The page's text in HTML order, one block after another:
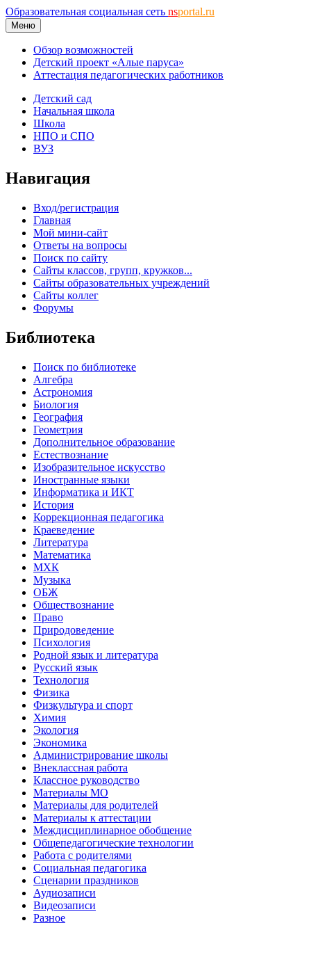
Образовательная социальная сеть nsportal.ru
Меню
Обзор возможностей
Детский проект «Алые паруса»
Аттестация педагогических работников
Детский сад
Начальная школа
Школа
НПО и СПО
ВУЗ
Навигация
Вход/регистрация
Главная
Мой мини-сайт
Ответы на вопросы
Поиск по сайту
Сайты классов, групп, кружков...
Сайты образовательных учреждений
Сайты коллег
Форумы
Библиотека
Поиск по библиотеке
Алгебра
Астрономия
Биология
География
Геометрия
Дополнительное образование
Естествознание
Изобразительное искусство
Иностранные языки
Информатика и ИКТ
История
Коррекционная педагогика
Краеведение
Литература
Математика
МХК
Музыка
ОБЖ
Обществознание
Право
Природоведение
Психология
Родной язык и литература
Русский язык
Технология
Физика
Физкультура и спорт
Химия
Экология
Экономика
Администрирование школы
Внеклассная работа
Классное руководство
Материалы МО
Материалы для родителей
Материалы к аттестации
Междисциплинарное обобщение
Общепедагогические технологии
Работа с родителями
Социальная педагогика
Сценарии праздников
Аудиозаписи
Видеозаписи
Разное